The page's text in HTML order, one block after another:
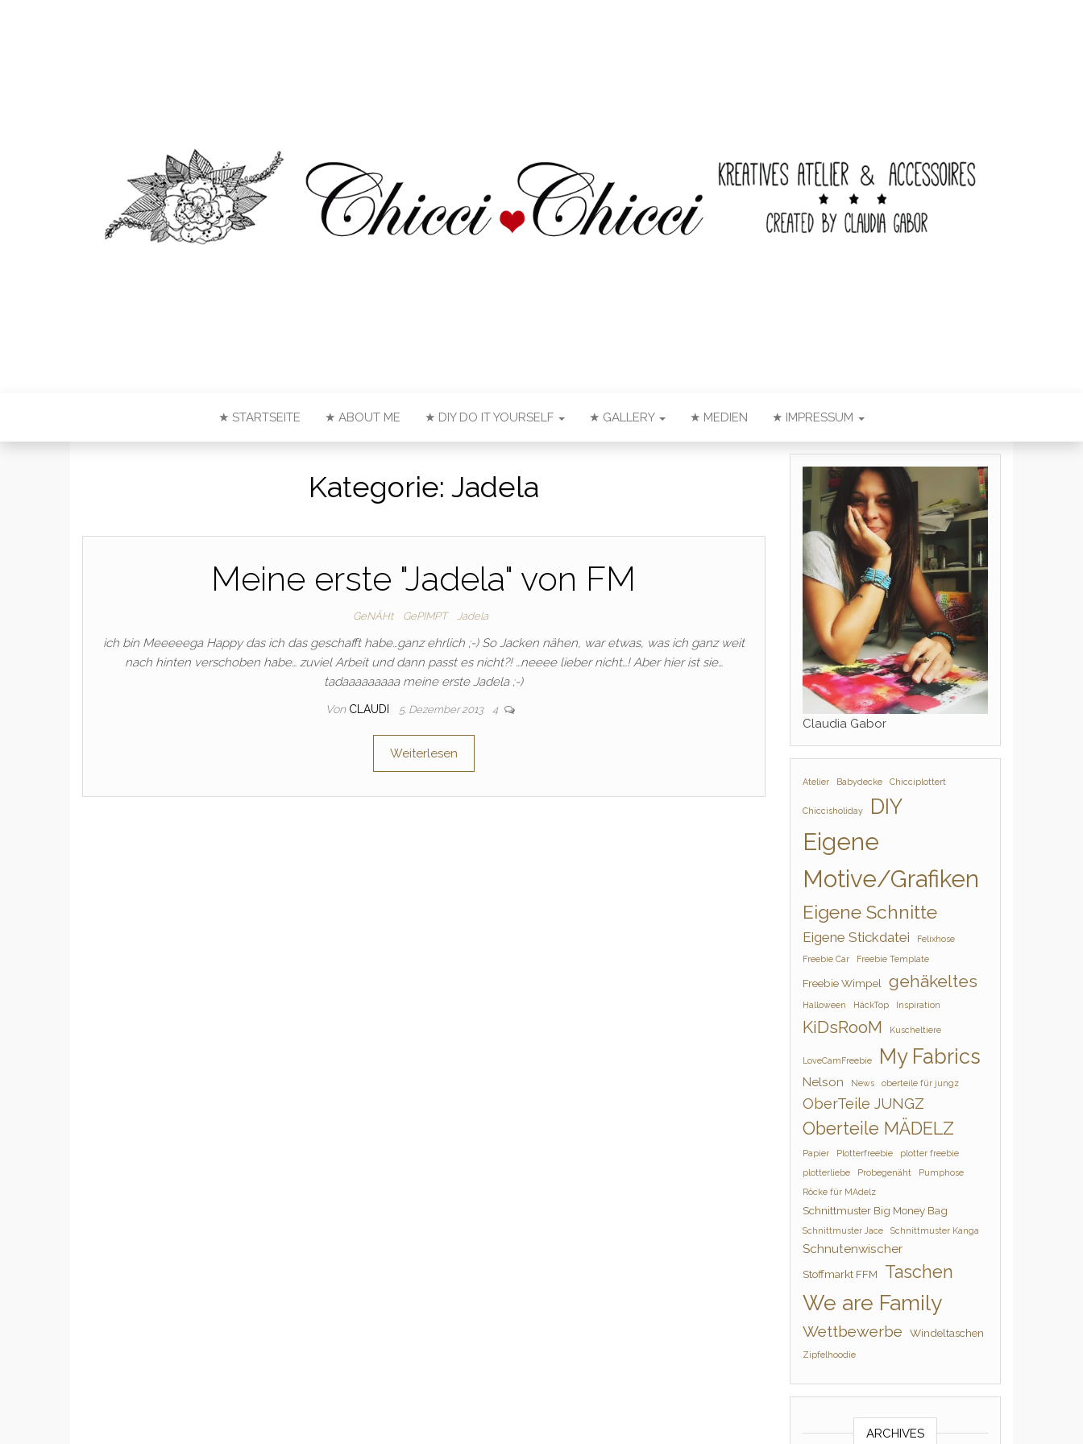
★ STARTSEITE ★ ABOUT ME ★ DIY DO IT YOURSELF ★ GALLERY ★ MEDIEN ★ IMPRESSUM
Kategorie: Jadela
Meine erste "Jadela" von FM
GeNÄHt GePIMPT Jadela
ich bin Meeeeega Happy das ich das geschafft habe…ganz ehrlich ;-) So Jacken nähen, war etwas, was ich ganz weit
nach hinten verschoben habe… zuviel Arbeit und dann passt es nicht?! …neeee lieber nicht…! Aber hier ist sie…
tadaaaaaaaaa meine erste Jadela ;-)
Von CLAUDI 5. Dezember 2013 4
Weiterlesen
Claudia Gabor
Atelier Babydecke Chicciplottert
Chiccisholiday DIY
Eigene
Motive/Grafiken
Eigene Schnitte
Eigene Stickdatei Felixhose
Freebie Car Freebie Template
Freebie Wimpel gehäkeltes
Halloween HäckTop Inspiration
KiDsRooM Kuscheltiere
LoveCamFreebie My Fabrics
Nelson News oberteile für jungz
OberTeile JUNGZ
Oberteile MÄDELZ
Papier Plotterfreebie
plotter freebie
plotterliebe
Probegenäht
Pumphose
Röcke für MAdelz
Schnittmuster Big Money Bag
Schnittmuster Jace Schnittmuster Kanga
Schnutenwischer
Stoffmarkt FFM Taschen
We are Family
Wettbewerbe Windeltaschen
Zipfelhoodie
ARCHIVES